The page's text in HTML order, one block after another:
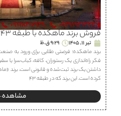
فروش برند ماهكده با طبقه ۴۳ خدمات غذایی و رستورانی
تیر 11, 1405
9:29 ق.ظ
برند ماهكده؛ فرصتی طلایی برای ورود به
فکر راه‌اندازی یک رستوران، كافه، كباب‌سرا یا
داشتن یک برند ثبت‌شده و قانونی است. برند
کرده است. این برند که در طبقه ۴۳
مشاهده